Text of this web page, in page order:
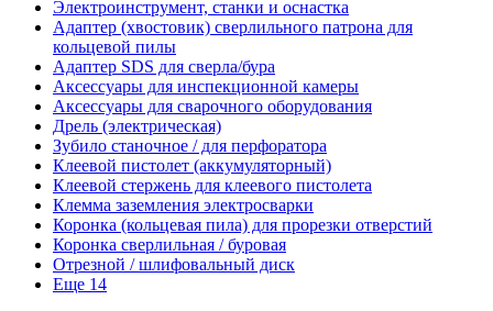
Электроинструмент, станки и оснастка
Адаптер (хвостовик) сверлильного патрона для
кольцевой пилы
Адаптер SDS для сверла/бура
Аксессуары для инспекционной камеры
Аксессуары для сварочного оборудования
Дрель (электрическая)
Зубило станочное / для перфоратора
Клеевой пистолет (аккумуляторный)
Клеевой стержень для клеевого пистолета
Клемма заземления электросварки
Коронка (кольцевая пила) для прорезки отверстий
Коронка сверлильная / буровая
Отрезной / шлифовальный диск
Еще 14